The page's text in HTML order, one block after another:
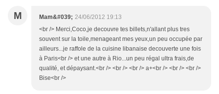
M Mam&#039; 24/06/2012 19:13
<br /> Merci,Coco,je decouvre tes billets,n'allant plus tres
souvent sur la toile,menageant mes yeux,un peu occupée par
ailleurs...je raffole de la cuisine libanaise decouverte une fois
à Paris<br /> et une autre à Rio...un peu régal ultra frais,de
qualité, et dépaysant.<br /> <br /> <br /> a+<br /> <br /> <br />
Bise<br />